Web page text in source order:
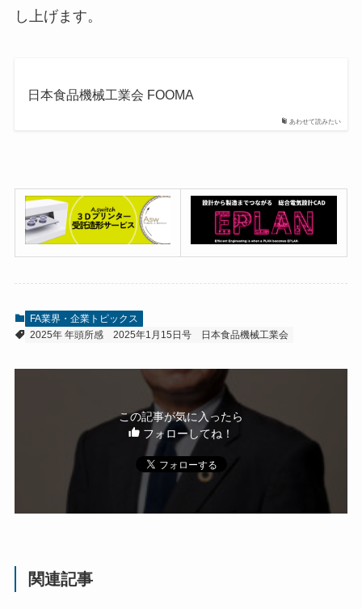
し上げます。
あわせて読みたい
日本食品機械工業会 FOOMA
FA業界・企業トピックス
2025年 年頭所感
2025年1月15日号 日本食品機械工業会
この記事が気に入ったら
フォローしてね！
関連記事